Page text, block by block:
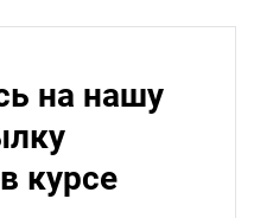
на нашу
курсе